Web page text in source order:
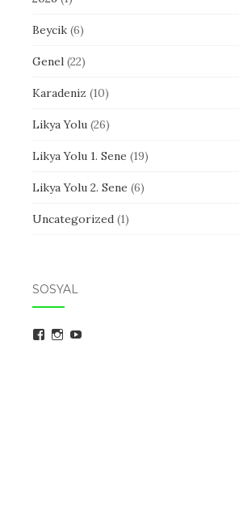
Beycik(6)
Genel(22)
Karadeniz (10)
Likya Yolu(26)
Likya Yolu 1. Sene (19)
Likya Yolu 2. Sene (6)
Uncategorized(1)
SOSYAL
aylakguncesi
aylakguncesi
UC6tyeb9HjxiZojwnMz7S9qA